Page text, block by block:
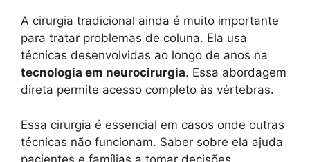
A cirurgia tradicional ainda é muito importante
para tratar problemas de coluna. Ela usa
técnicas desenvolvidas ao longo de anos na
tecnologia em neurocirurgia. Essa abordagem
direta permite acesso completo às vértebras.
Essa cirurgia é essencial em casos onde outras
técnicas não funcionam. Saber sobre ela ajuda
pacientes e famílias a tomar decisões